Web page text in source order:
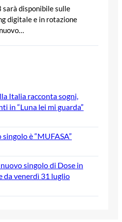
disponibile sulle
digitale e in rotazione
Italia racconta sogni,
in “Luna lei mi guarda”
è “MUFASA”
nuovo singolo di Dose in
da venerdì 31 luglio